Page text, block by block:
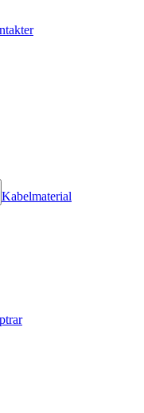
Kabelmaterial